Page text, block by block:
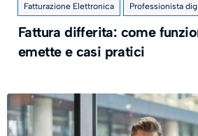
Fatturazione Elettronica Professionista
Fattura differita: come
emette e casi pratici